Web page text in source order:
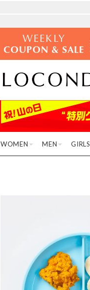
WEEKLY
COUPON & SALE
WOMEN MEN GIRLS